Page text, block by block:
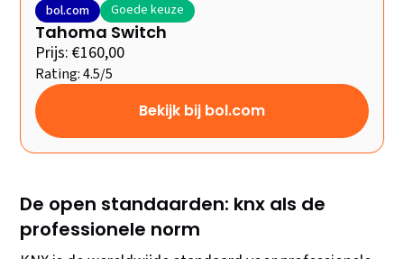
bol.com Goede keuze
Tahoma Switch
Prijs: €160,00
Rating: 4.5/5
Bekijk bij bol.com
De open standaarden: knx als de
professionele norm